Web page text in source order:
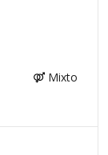
Mixto